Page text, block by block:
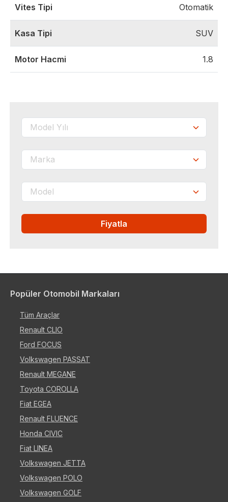
Vites Tipi Otomatik
Kasa Tipi SUV
Motor Hacmi 1.8
Fiyatla
Popüler Otomobil Markaları
Tüm Araçlar
Renault CLIO
Ford FOCUS
Volkswagen PASSAT
Renault MEGANE
Toyota COROLLA
Fiat EGEA
Renault FLUENCE
Honda CIVIC
Fiat LINEA
Volkswagen JETTA
Volkswagen POLO
Volkswagen GOLF